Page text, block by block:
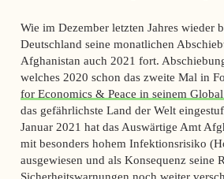
Wie im Dezember letzten Jahres wieder
Deutschland seine monatlichen
Afghanistan auch 2021 fort.
welches 2020 schon das zweite Mal in
for Economics & Peace in seinem
das gefährlichste Land der Welt
Januar 2021 hat das Auswärtige Amt
mit besonders hohem Infektionsrisiko
ausgewiesen und als Konsequenz seine
Sicherheitswarnungen noch weiter